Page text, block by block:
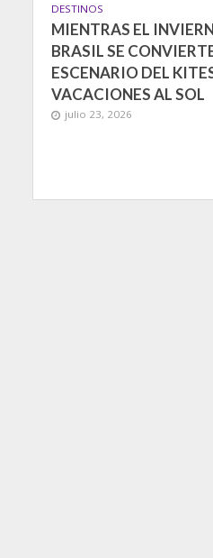
DESTINOS
MIENTRAS EL
BRASIL SE
ESCENARIO DEL
VACACIONES AL SOL
julio 23, 2026